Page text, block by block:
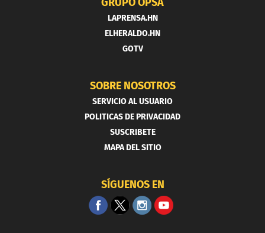
LAPRENSA.HN
ELHERALDO.HN
GOTV
SOBRE NOSOTROS
SERVICIO AL USUARIO
POLITICAS DE PRIVACIDAD
SUSCRIBETE
MAPA DEL SITIO
SÍGUENOS EN